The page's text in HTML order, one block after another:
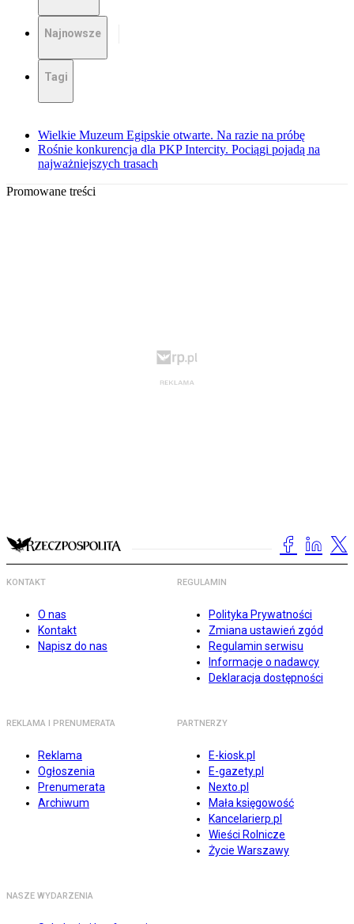
Najnowsze
Tagi
Wielkie Muzeum Egipskie otwarte. Na razie na próbę
Rośnie konkurencja dla PKP Intercity. Pociągi pojadą na
najważniejszych trasach
Promowane treści
KONTAKT
O nas
Kontakt
Napisz do nas
REGULAMIN
Polityka Prywatności
Zmiana ustawień zgód
Regulamin serwisu
Informacje o nadawcy
Deklaracja dostępności
REKLAMA I PRENUMERATA
Reklama
Ogłoszenia
Prenumerata
Archiwum
PARTNERZY
E-kiosk.pl
E-gazety.pl
Nexto.pl
Mała księgowość
Kancelarierp.pl
Wieści Rolnicze
Życie Warszawy
NASZE WYDARZENIA